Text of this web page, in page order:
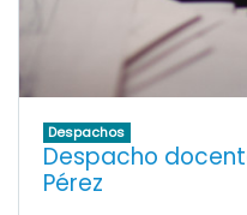
Despachos
Despacho
Pérez